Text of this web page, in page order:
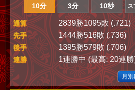
10分 3分 10秒 ス
通算 2839勝1095敗 (.721)
先手 1444勝516敗 (.736)
後手 1395勝579敗 (.706)
連勝 1連勝中 (最高: 20連
月